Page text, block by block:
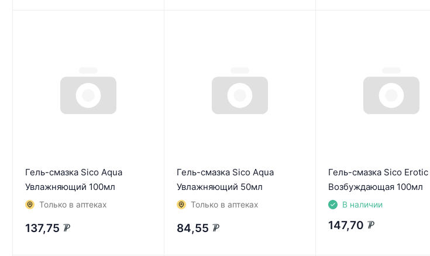
Гель-смазка Sico Aqua
Увлажняющий 100мл
Только в аптеках
137,75 ₽
Гель-смазка Sico Aqua
Увлажняющий 50мл
Только в аптеках
84,55 ₽
Гель-смазка Sico Erotic
Возбуждающая 100мл
В наличии
147,70 ₽